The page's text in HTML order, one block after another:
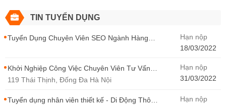
TIN TUYỂN DỤNG
Tuyển Dụng Chuyên Viên SEO Ngành Hàng
Hạn nộp
18/03/2022
Khởi Nghiệp Công Việc Chuyên Viên Tư Vấn
Bán Hàng Di Động Thông Minh
119 Thái Thịnh, Đống Đa Hà Nội
Hạn nộp
31/03/2022
Tuyển dụng nhân viên thiết kế - Di Động Thông
Hạn nộp